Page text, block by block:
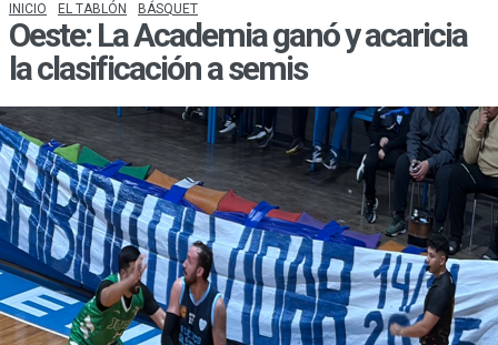
INICIO EL TABLÓN BÁSQUET
Oeste: La Academia ganó y acaricia
la clasificación a semis